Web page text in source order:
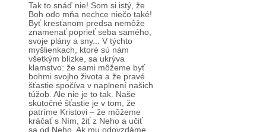
Tak to snáď nie! Som si istý, že
Boh odo mňa nechce niečo také!
Byť kresťanom predsa nemôže
znamenať poprieť seba samého,
svoje plány a sny... V týchto
myšlienkach, ktoré sú nám
všetkým blízke, sa ukrýva
klamstvo: že sami môžeme byť
bohmi svojho života a že pravé
šťastie spočíva v naplnení našich
túžob. Ale nie je to tak. Naše
skutočné šťastie je v tom, že
patríme Kristovi – že môžeme
kráčať s Ním, žiť z Neho a učiť
sa od Neho. Ak mu odovzdáme